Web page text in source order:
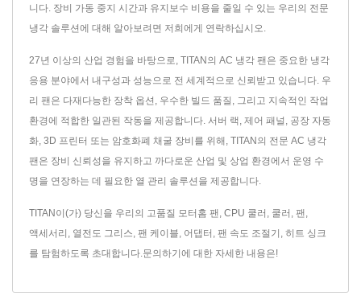
니다. 장비 가동 중지 시간과 유지보수 비용을 줄일 수 있는 우리의 전문
냉각 솔루션에 대해 알아보려면 저희에게 연락하십시오.
27년 이상의 산업 경험을 바탕으로, TITAN의 AC 냉각 팬은 중요한 냉각
응용 분야에서 내구성과 성능으로 전 세계적으로 신뢰받고 있습니다. 우
리 팬은 다재다능한 장착 옵션, 우수한 빌드 품질, 그리고 지속적인 작업
환경에 적합한 일관된 작동을 제공합니다. 서버 랙, 제어 패널, 공장 자동
화, 3D 프린터 또는 암호화폐 채굴 장비를 위해, TITAN의 전문 AC 냉각
팬은 장비 신뢰성을 유지하고 까다로운 산업 및 상업 환경에서 운영 수
명을 연장하는 데 필요한 열 관리 솔루션을 제공합니다.
TITAN이(가) 당신을 우리의 고품질 모터홈 팬 CPU 쿨러 쿨러 팬
액세서리
열전도 그리스 팬 케이블 어댑터 팬 속도 조절기 히트 싱크
를 탐험하도록 초대합니다. 문의하기에 대한 자세한 내용은!